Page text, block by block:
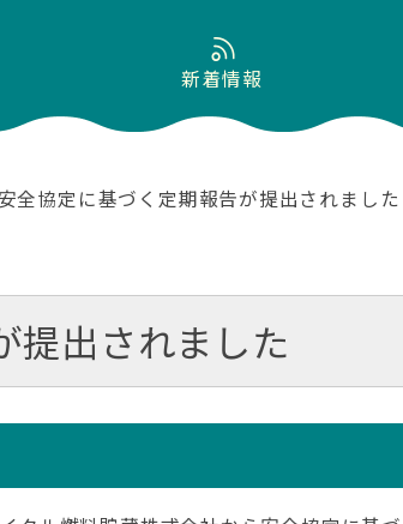
新着情報
全協定に基づく定期報告が提出されました
提出されました